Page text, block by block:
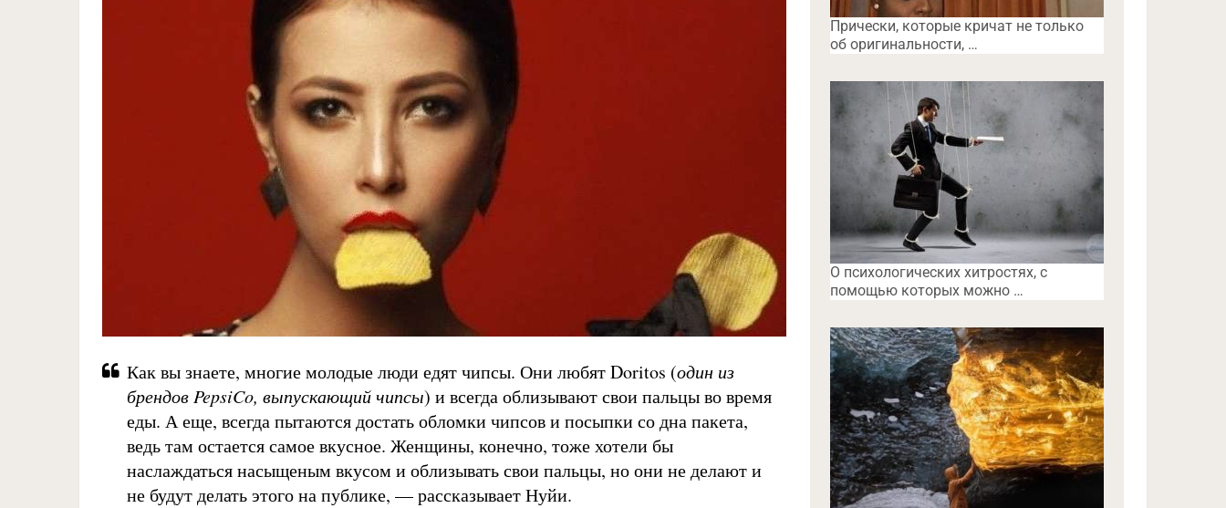
Как вы знаете, многие молодые люди едят чипсы. Они любят Doritos (один из
брендов PepsiCo, выпускающий чипсы) и всегда облизывают свои пальцы во время
еды. А еще, всегда пытаются достать обломки чипсов и посыпки со дна пакета,
ведь там остается самое вкусное. Женщины, конечно, тоже хотели бы
наслаждаться насыщеным вкусом и облизывать свои пальцы, но они не делают и
не будут делать этого на публике, — рассказывает Нуйи.
Прически, которые кричат не только
об оригинальности, …
O психологических хитростях, с
помощью которых можно …